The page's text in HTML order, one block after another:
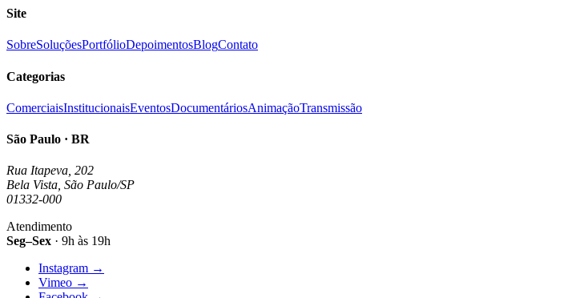
Site
SobreSoluçõesPortfólioDepoimentosBlogContato
Categorias
ComerciaisInstitucionaisEventosDocumentáriosAnimaçãoTransmissão
São Paulo · BR
Rua Itapeva, 202
Bela Vista, São Paulo/SP
01332-000
Atendimento
Seg–Sex · 9h às 19h
Instagram →
Vimeo →